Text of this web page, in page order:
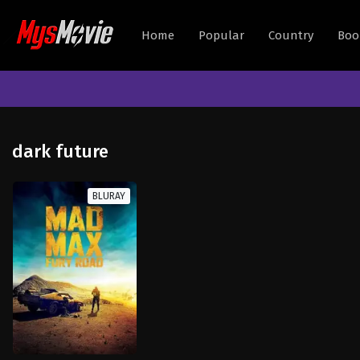
Home Popular Country
dark future
BLURAY